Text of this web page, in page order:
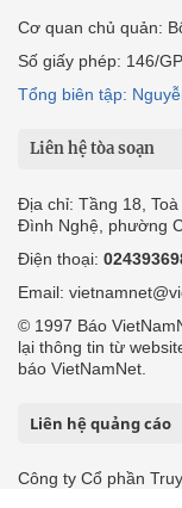
Cơ quan chủ quản:
Số giấy phép: 146/
Tổng biên tập:
Liên hệ tòa soạn
Địa chỉ: Tầng 18,
Đình Nghệ, phường
Điện thoại:
Email:
© 1997 Báo
lại thông tin từ
báo VietNamNet.
Liên hệ quảng cáo
Công ty Cổ phần